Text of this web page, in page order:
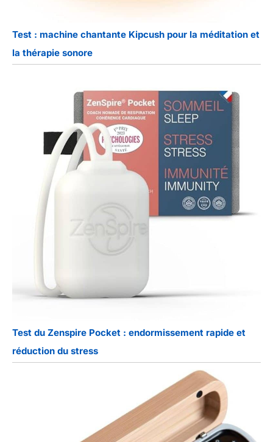
Test : machine chantante Kipcush pour la méditation et
la thérapie sonore
Test du Zenspire Pocket : endormissement rapide et
réduction du stress